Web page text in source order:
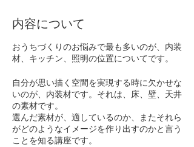
内容について
おうちづくりのお悩みで最も多いのが、内装
材、キッチン、照明の位置についてです。
自分が思い描く空間を実現する時に欠かせな
いのが、内装材です。それは、床、壁、天井
の素材です。
選んだ素材が、適しているのか、またそれら
がどのようなイメージを作り出すのかと言う
ことを知る講座です。